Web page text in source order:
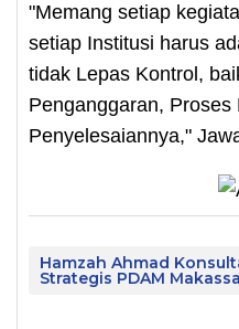
"Memang setiap
setiap Institusi harus
tidak Lepas Kontrol,
Penganggaran,
Penyelesaiannya,"
Hamzah Ahmad
Strategis PDAM